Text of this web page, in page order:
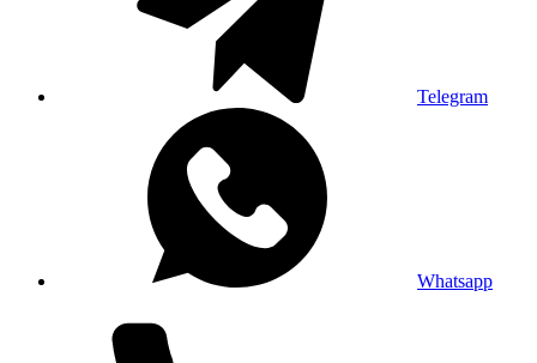
Telegram
Whatsapp